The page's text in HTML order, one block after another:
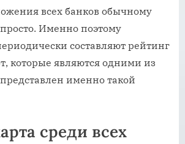
всех банков обычному
Именно поэтому
составляют рейтинг
которые являются одними из
именно такой
среди всех